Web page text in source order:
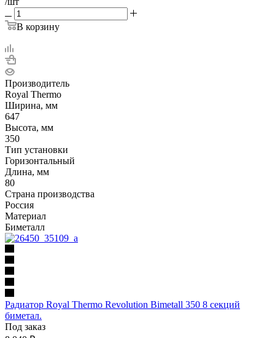
В корзину
Производитель
Royal Thermo
Ширина, мм
647
Высота, мм
350
Тип установки
Горизонтальный
Длина, мм
80
Страна производства
Россия
Материал
Биметалл
Радиатор Royal Thermo Revolution Bimetall 350 8 секций
биметал.
Под заказ